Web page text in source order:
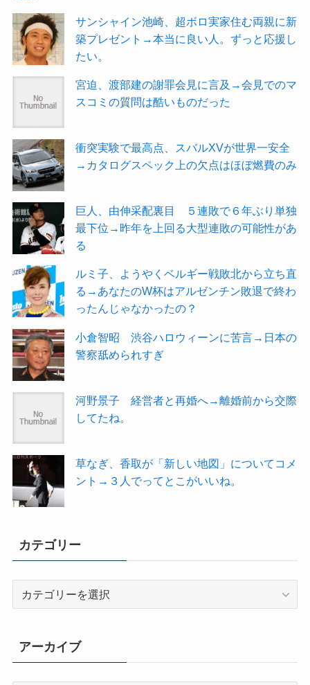
サンシャイン池崎、超ボロ実家住む両親に新
築プレゼント→本当に良い人。ずっと応援し
たい。
宮迫、渡部建の謝罪会見に言及→会見でのマ
スコミの質問は酷いものだった
衝突実験で最高点、スバルXVが世界一安全
→カタログスペック上の欠点はほぼ燃費のみ
巨人、由伸采配裏目 ５連敗で６年ぶり単独
最下位→昨年を上回る大型連敗の可能性があ
る
ルミ子、ようやくベルギー戦敗北から立ち直
る→あなたのW杯はアルゼンチン敗退で終わ
ったんじゃなかったの？
小倉智昭 渋谷ハロウィーンに苦言→日本の
警察舐められすぎ
河野景子 経営者と再婚へ→離婚前から交際
してたね。
草なぎ、香取が「新しい地図」についてコメ
ント→３人でってとこがいいね。
カテゴリー
リ
ー
アーカイブ